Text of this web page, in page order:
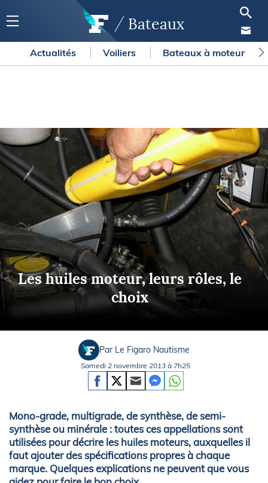
Bateaux
Actualités Voiliers Bateaux à moteur
Les huiles moteur, leurs rôles, le
choix
Par Le Figaro Nautisme
Samedi 2 novembre 2013 à 7h25
Mono-grade, multigrade, de synthèse, de semi-
synthèse ou minérale : toutes ces appellations sont
utilisées pour décrire les huiles moteurs, auxquelles il
faut ajouter des spécifications propres à chaque
marque. Quelques explications ne peuvent que vous